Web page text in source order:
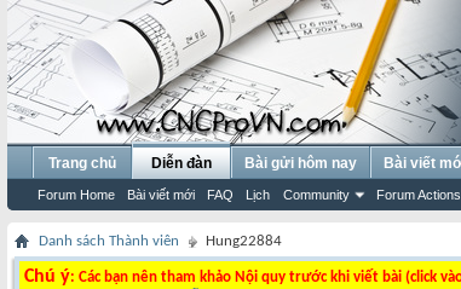
Trang chủ Diễn đàn
Forum Home Bài viết mới FAQ Lịch Community Forum Actions
Bài gửi hôm nay Bài viết
Danh sách Thành viên Hung22884
Chú ý: Các bạn nên tham khảo Nội quy trước khi viết bài (click